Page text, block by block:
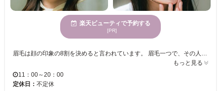
楽天ビューティで予約する
[PR]
眉毛は顔の印象の8割を決めると言われています。 眉毛一つで、その人の雰囲気は、凛々しくもなり、優しくもなり、可愛くもなり、頼れる男らしくもなります。 私たちは、そんな重要なパーツである眉毛を、お客様の輪郭や自眉毛の特徴を活かして、似合う眉毛デザインをご提案いたします。 また、普段のメイクや、ファッション、なりたい雰囲気もお聞かせいただきながら、ご納得のいくデザインを、確かなアイブロウスキルで叶えさせて頂きます。 アイブロウデザインのエキスパートたちへ、是非一度ご相談下さい。スタッフ一同、皆様のご来店を心からお待ちしております。
もっと見る
11：00～20：00
定休日： 不定休